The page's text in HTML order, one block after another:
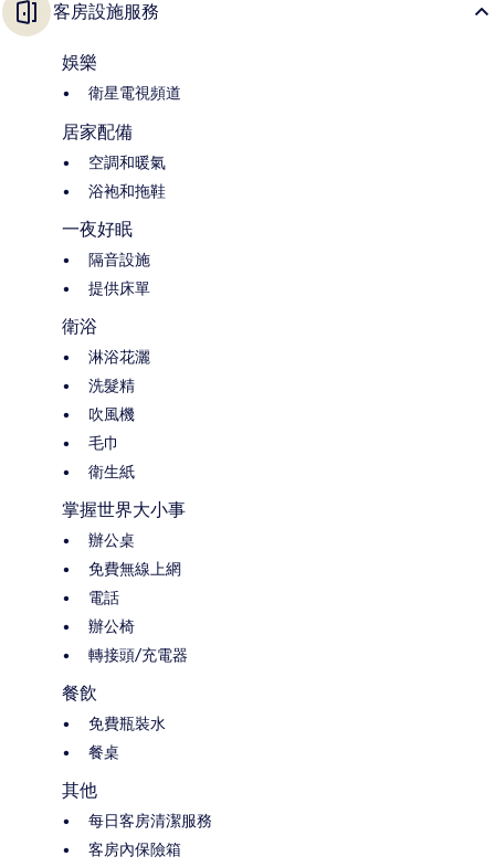
客房設施服務
娛樂
衛星電視頻道
居家配備
空調和暖氣
浴袍和拖鞋
一夜好眠
隔音設施
提供床單
衛浴
淋浴花灑
洗髮精
吹風機
毛巾
衛生紙
掌握世界大小事
辦公桌
免費無線上網
電話
辦公椅
轉接頭/充電器
餐飲
免費瓶裝水
餐桌
其他
每日客房清潔服務
客房內保險箱